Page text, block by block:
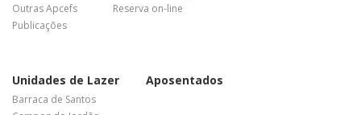
Outras Apcefs
Publicações
Reserva on-line
Unidades de Lazer
Barraca de Santos
Aposentados